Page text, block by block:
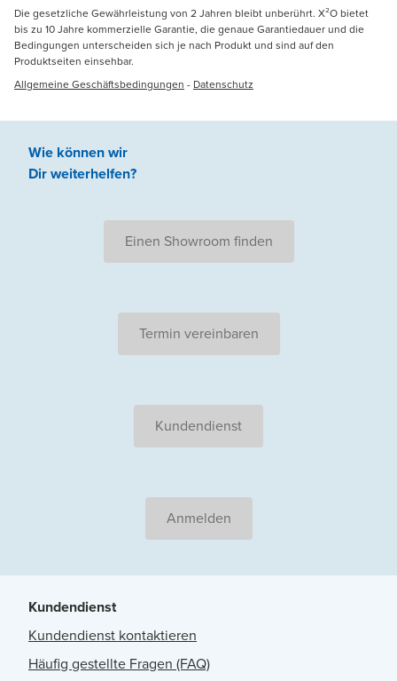
Die gesetzliche Gewährleistung von 2 Jahren bleibt unberührt. X²O bietet
bis zu 10 Jahre kommerzielle Garantie, die genaue Garantiedauer und die
Bedingungen unterscheiden sich je nach Produkt und sind auf den
Produktseiten einsehbar.
Allgemeine Geschäftsbedingungen - Datenschutz
Wie können wir
Dir weiterhelfen?
Einen Showroom finden
Termin vereinbaren
Kundendienst
Anmelden
Kundendienst
Kundendienst kontaktieren
Häufig gestellte Fragen (FAQ)